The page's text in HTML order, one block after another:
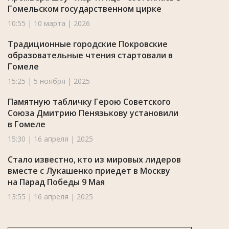
Гомельском государственном цирке
10:55 | 10 марта | 2026
Традиционные городские Покровские
образовательные чтения стартовали в
Гомеле
15:25 | 5 ноября | 2025
Памятную табличку Герою Советского
Союза Дмитрию Пенязькову установили
в Гомеле
15:30 | 16 апреля | 2025
Стало известно, кто из мировых лидеров
вместе с Лукашенко приедет в Москву
на Парад Победы 9 Мая
13:55 | 16 апреля | 2025